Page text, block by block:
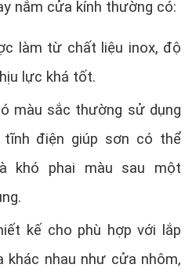
nắm cửa kính thường có:
làm từ chất liệu inox, độ
lực khá tốt.
màu sắc thường sử dụng
điện giúp sơn có thể
khó phai màu sau một
kế cho phù hợp với lắp
khác nhau như cửa nhôm,